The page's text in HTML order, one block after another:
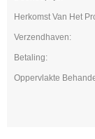
Herkomst Van Het
Verzendhaven:
Betaling:
Oppervlakte